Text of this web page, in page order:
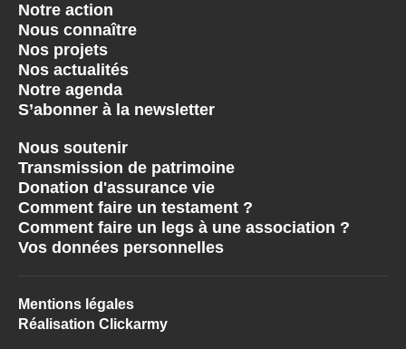
Notre action
Nous connaître
Nos projets
Nos actualités
Notre agenda
S’abonner à la newsletter
Nous soutenir
Transmission de patrimoine
Donation d'assurance vie
Comment faire un testament ?
Comment faire un legs à une association ?
Vos données personnelles
Mentions légales
Réalisation Clickarmy